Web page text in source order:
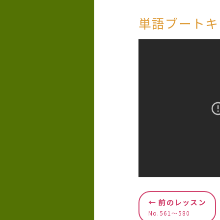
単語ブート
← 前のレッスン
No.561〜580